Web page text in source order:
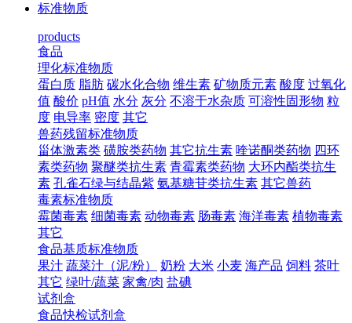
标准物质
products
食品
理化标准物质
蛋白质 脂肪 碳水化合物 维生素 矿物质元素 酸度 过氧化
值 酸价 pH值 水分 灰分 不溶于水杂质 可溶性固形物 粒
度 电导率 密度 其它
兽药残留标准物质
甾体激素类 磺胺类药物 其它抗生素 喹诺酮类药物 四环
素类药物 聚醚类抗生素 青霉素类药物 大环内酯类抗生
素 孔雀石绿与结晶紫 氨基糖苷类抗生素 其它兽药
毒素标准物质
霉菌毒素 细菌毒素 动物毒素 肠毒素 海洋毒素 植物毒素
其它
食品基质标准物质
果汁 蔬菜汁（泥/粉） 奶粉 大米 小麦 海产品 饲料 茶叶
其它 绿叶/蔬菜 家禽/肉 盐碘
试剂盒
食品快检试剂盒